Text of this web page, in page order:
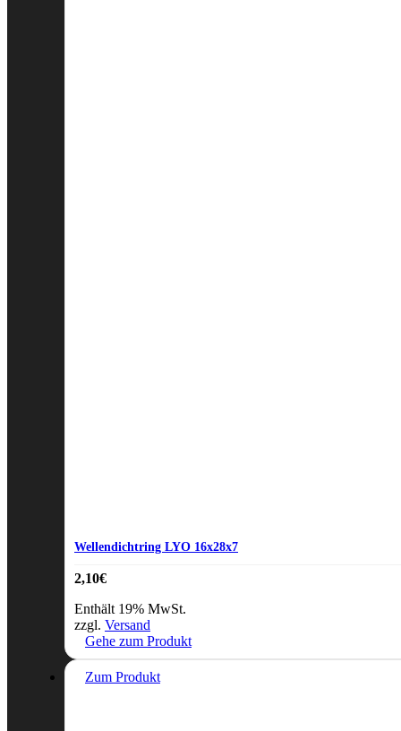
Wellendichtring LYO 16x28x7
2,10€
Enthält 19% MwSt.
zzgl. Versand
Gehe zum Produkt
Zum Produkt